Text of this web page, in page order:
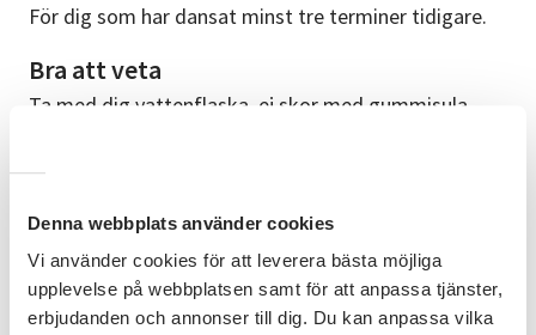
Denna webbplats använder cookies
Vi använder cookies för att leverera bästa möjliga
upplevelse på webbplatsen samt för att anpassa tjänster,
erbjudanden och annonser till dig. Du kan anpassa vilka
För dig som har dansat minst tre terminer tidigare.
Bra att veta
Ta med dig vattenflaska, ej skor med gummisula,
åldrar, där du får motion, utvecklar koordinationen
och aktiverar minnet. Men framför allt är det väldigt
kul.
Ledare